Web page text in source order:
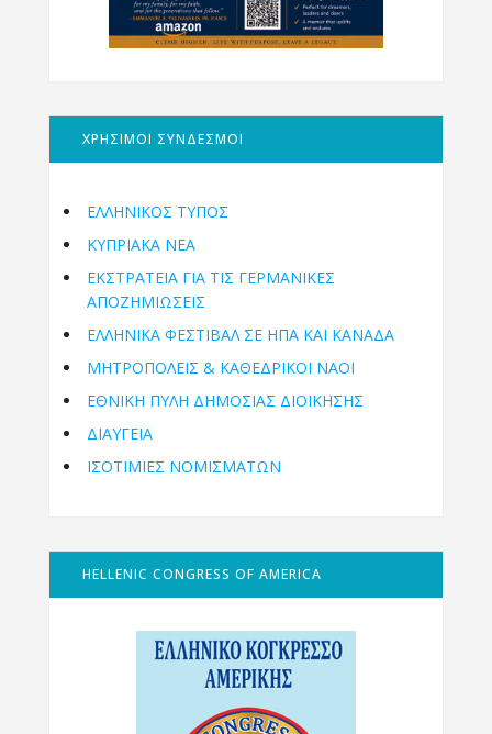
ΧΡΗΣΙΜΟΙ ΣΥΝΔΕΣΜΟΙ
ΕΛΛΗΝΙΚΟΣ ΤΥΠΟΣ
ΚΥΠΡΙΑΚΑ ΝΕΑ
ΕΚΣΤΡΑΤΕΙΑ ΓΙΑ ΤΙΣ ΓΕΡΜΑΝΙΚΕΣ
ΑΠΟΖΗΜΙΩΣΕΙΣ
ΕΛΛΗΝΙΚΆ ΦΕΣΤΙΒΆΛ ΣΕ ΗΠΑ ΚΑΙ ΚΑΝΑΔΑ
ΜΗΤΡΟΠΌΛΕΙΣ & ΚΑΘΕΔΡΙΚΟΊ ΝΑΟΊ
ΕΘΝΙΚΉ ΠΎΛΗ ΔΗΜΌΣΙΑΣ ΔΙΟΊΚΗΣΗΣ
ΔΙΑΥΓΕΙΑ
ΙΣΟΤΙΜΙΕΣ ΝΟΜΙΣΜΑΤΩΝ
HELLENIC CONGRESS OF AMERICA